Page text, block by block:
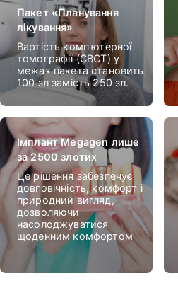
Пакет «Планування
лікування»
Вартість комп'ютерної
томографії (CBCT) у
межах пакета становить
100 зл замість 250 зл.
Імплант Megagen лише
за 2500 злотих
Це рішення забезпечує
довговічність, комфорт і
природний вигляд,
дозволяючи
насолоджуватися
щоденним комфортом